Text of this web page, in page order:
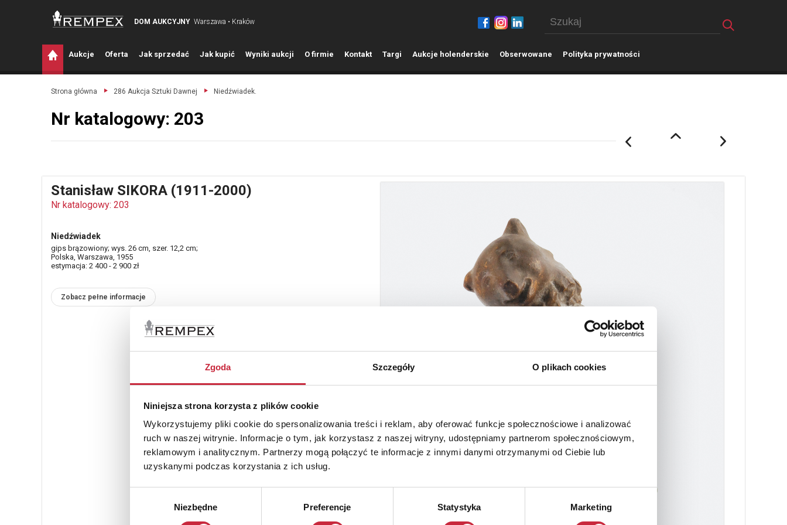
Zgoda Szczegóły O plikach cookies
Niniejsza strona korzysta z plików cookie
Wykorzystujemy pliki cookie do spersonalizowania treści i reklam, aby oferować funkcje społecznościowe i analizować
ruch w naszej witrynie. Informacje o tym, jak korzystasz z naszej witryny, udostępniamy partnerom społecznościowym,
reklamowym i analitycznym. Partnerzy mogą połączyć te informacje z innymi danymi otrzymanymi od Ciebie lub
uzyskanymi podczas korzystania z ich usług.
Niezbędne Preferencje Statystyka Marketing
DOM AUKCYJNY Warszawa • Kraków
Aukcje Oferta Jak sprzedać Jak kupić Wyniki aukcji O firmie Kontakt Targi Aukcje holenderskie Obserwowane Polityka prywatności
Strona główna 286 Aukcja Sztuki Dawnej Niedźwiadek.
Nr katalogowy: 203
Stanisław SIKORA (1911-2000)
Nr katalogowy: 203
Niedźwiadek
gips brązowiony; wys. 26 cm, szer. 12,2 cm;
Polska, Warszawa, 1955
estymacja: 2 400 - 2 900 zł
Zobacz pełne informacje